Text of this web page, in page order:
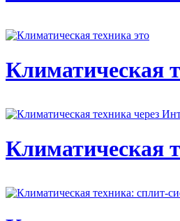
Климатическая
Климатическая